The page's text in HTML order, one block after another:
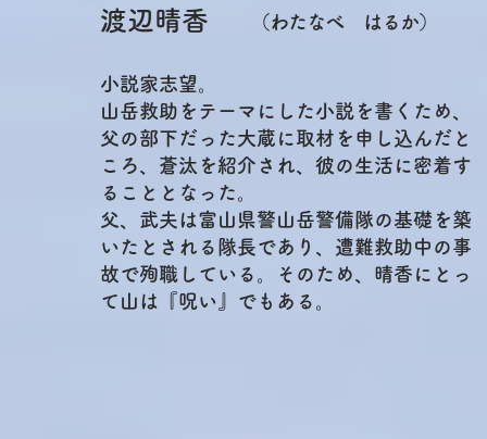
渡辺晴香 （わたなべ はるか）
小説家志望。
山岳救助をテーマにした小説を書くため、
父の部下だった大蔵に取材を申し込んだと
ころ、蒼汰を紹介され、彼の生活に密着す
ることとなった。
父、武夫は富山県警山岳警備隊の基礎を築
いたとされる隊長であり、遭難救助中の事
故で殉職している。
そのため、晴香にとっ
て山は『呪い』でもある。